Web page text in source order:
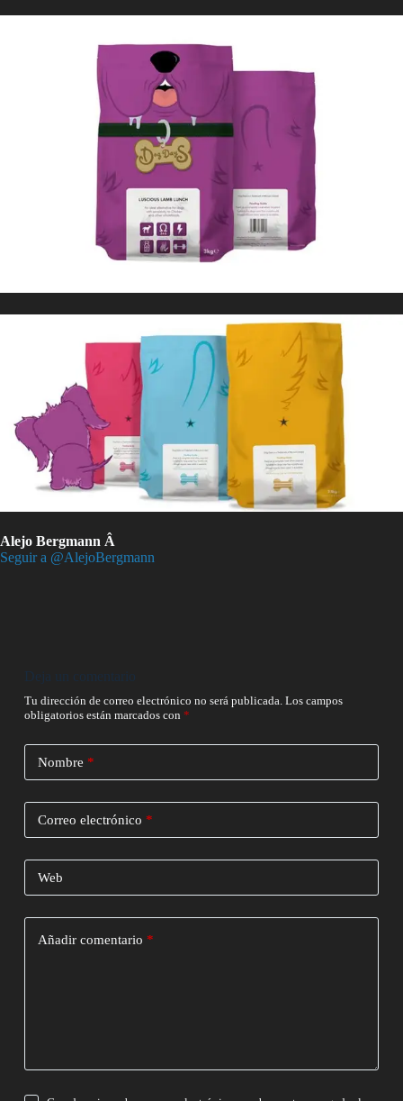
Alejo Bergmann Â
Seguir a @AlejoBergmann
Deja un comentario
Tu dirección de correo electrónico no será publicada. Los campos
obligatorios están marcados con *
Nombre *
Correo electrónico *
Web
Añadir comentario *